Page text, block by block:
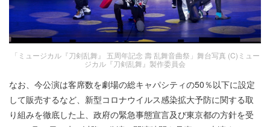
「ミュージカル『刀剣乱舞』 五周年記念 壽 乱舞音曲祭」舞台写真 (C)ミュー
ジカル『刀剣乱舞』製作委員会
なお、今公演は客席数を劇場の総キャパシティの50％以下に設定
して販売するなど、新型コロナウイルス感染拡大予防に関する取
り組みを徹底した上、政府の緊急事態宣言及び東京都の方針を受